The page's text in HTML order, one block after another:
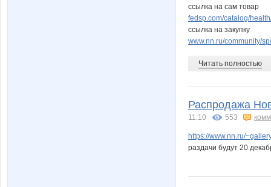
ссылка на сам товар
fedsp.com/catalog/
ссылка на закупку
www.nn.ru/community/
Читать полностью
Распродажа
11:10 553
https://www.nn.ru/
раздачи будут 20